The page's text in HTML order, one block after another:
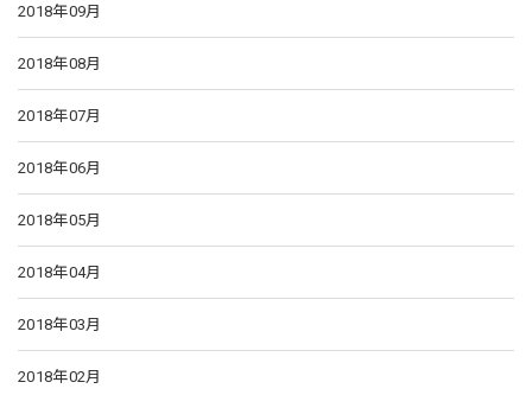
2018年09月
2018年08月
2018年07月
2018年06月
2018年05月
2018年04月
2018年03月
2018年02月